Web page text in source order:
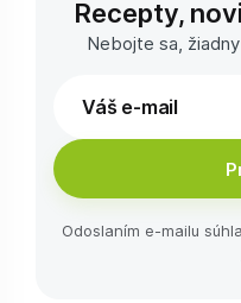
Recepty,
Nebojte sa,
Odoslaním e-⁠mailu